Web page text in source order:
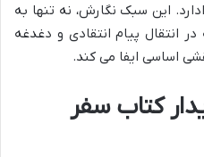
این سبک نگارش، نه تنها به
انتقال پیام انتقادی و دغدغه
اساسی ایفا می کند.
کتاب سفر